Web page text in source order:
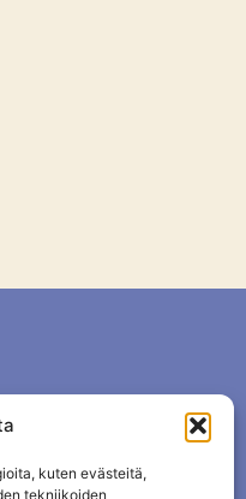
kuten evästeitä,
tekniikoiden